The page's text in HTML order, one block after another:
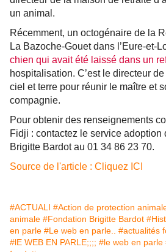
un animal.
Récemment, un octogénaire de la
La Bazoche-Gouet dans l’Eure-et-
chien qui avait été laissé dans un
hospitalisation. C’est le directeur
ciel et terre pour réunir le maître et
compagnie.
Pour obtenir des renseignements
Fidji : contactez le service adoption
Brigitte Bardot au 01 34 86 23 70.
Source de l'article : Cliquez ICI
#ACTUALI #Action de protection
animale #Fondation Brigitte Bardot
en parle #Le web en parle..
#actualités
#lE WEB EN PARLE;;;; #le web en parle